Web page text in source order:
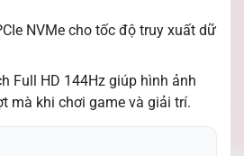
NVMe cho tốc độ truy xuất dữ
Full HD 144Hz giúp hình ảnh
mà khi chơi game và giải trí.